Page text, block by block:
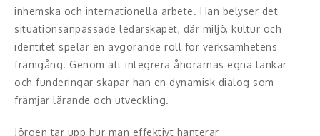
Komiker
Konst
Middagsunderhållning
Musiker
inhemska och internationella arbete. Han belyser det
situationsanpassade ledarskapet, där miljö, kultur och
identitet spelar en avgörande roll för verksamhetens
framgång. Genom att integrera åhörarnas egna tankar
och funderingar skapar han en dynamisk dialog som
främjar lärande och utveckling.
Jörgen tar upp hur man effektivt hanterar